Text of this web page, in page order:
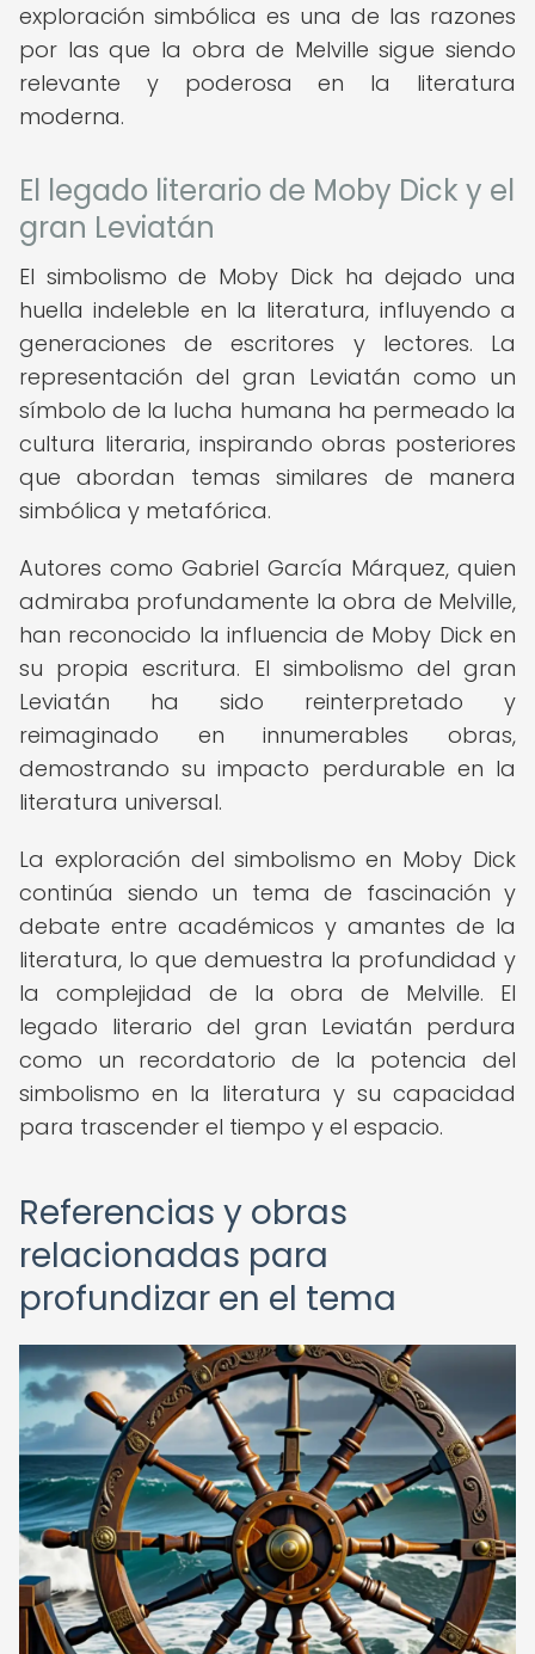
exploración simbólica es una de las razones
por las que la obra de Melville sigue siendo
relevante y poderosa en la literatura
moderna.
El legado literario de Moby Dick y el
gran Leviatán
El simbolismo de Moby Dick ha dejado una
huella indeleble en la literatura, influyendo a
generaciones de escritores y lectores. La
representación del gran Leviatán como un
símbolo de la lucha humana ha permeado la
cultura literaria, inspirando obras posteriores
que abordan temas similares de manera
simbólica y metafórica.
Autores como Gabriel García Márquez, quien
admiraba profundamente la obra de Melville,
han reconocido la influencia de Moby Dick en
su propia escritura. El simbolismo del gran
Leviatán ha sido reinterpretado y
reimaginado en innumerables obras,
demostrando su impacto perdurable en la
literatura universal.
La exploración del simbolismo en Moby Dick
continúa siendo un tema de fascinación y
debate entre académicos y amantes de la
literatura, lo que demuestra la profundidad y
la complejidad de la obra de Melville. El
legado literario del gran Leviatán perdura
como un recordatorio de la potencia del
simbolismo en la literatura y su capacidad
para trascender el tiempo y el espacio.
Referencias y obras
relacionadas para
profundizar en el tema